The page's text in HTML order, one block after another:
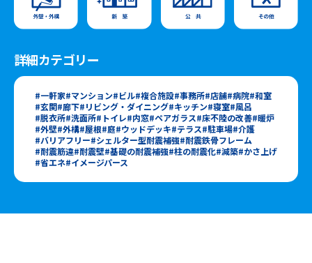
詳細カテゴリー
一軒家 マンション ビル 複合施設 事務所 店舗 病院 和室
玄関 廊下 リビング・ダイニング キッチン 寝室 風呂
脱衣所 洗面所 トイレ 内窓 ペアガラス 床不陸の改善 暖炉
外壁 外構 屋根 庭 ウッドデッキ テラス 駐車場 介護
バリアフリー シェルター型耐震補強 耐震鉄骨フレーム
耐震筋違 耐震壁 基礎の耐震補強 柱の耐震化 減築 かさ上げ
省エネ イメージパース